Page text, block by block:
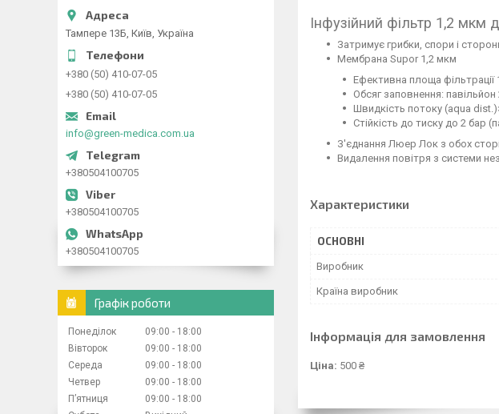
Інфузійний фільтр 1,2 мкм
Затримує грибки, спори і
Мембрана Supor 1,2 мкм
Ефективна площа фільтрації
Обсяг заповнення:
Швидкість потоку (aqua
Стійкість до тиску до 2 бар
З'єднання Люер Лок з обох
Видалення повітря з системи
Характеристики
ОСНОВНІ
Виробник
Країна виробник
Інформація для замовлення
Ціна: 500 ₴
Тампере 13Б, Київ, Україна
+380 (50) 410-07-05
+380 (50) 410-07-05
info@green-medica.com.ua
+380504100705
+380504100705
+380504100705
Графік роботи
Понеділок 09:00
18:00
Вівторок
09:00
18:00
Середа
09:00
18:00
Четвер
09:00
18:00
Пʼятниця
09:00
18:00